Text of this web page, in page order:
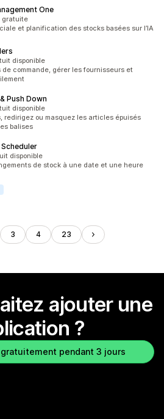
One
gratuite
et planification des stocks basées sur l’IA
disponible
de commande, gérer les fournisseurs et
Push Down
disponible
redirigez ou masquez les articles épuisés
balises
disponible
de stock à une date et une heure
3 4 23
ajouter une
?
pendant 3 jours